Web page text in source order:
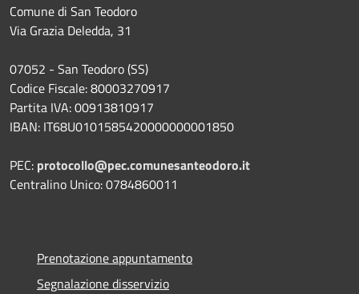
Comune di San Teodoro
Via Grazia Deledda, 31
07052 - San Teodoro (SS)
Codice Fiscale: 80003270917
Partita IVA: 00913810917
IBAN: IT68U0101585420000000001850
PEC: protocollo@pec.comunesanteodoro.it
Centralino Unico: 0784860011
Prenotazione appuntamento
Segnalazione disservizio